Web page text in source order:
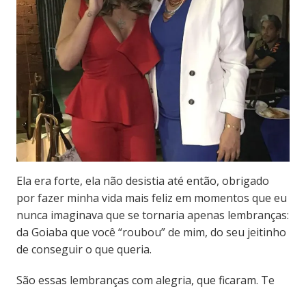
Ela era forte, ela não desistia até então, obrigado
por fazer minha vida mais feliz em momentos que eu
nunca imaginava que se tornaria apenas lembranças:
da Goiaba que você “roubou” de mim, do seu jeitinho
de conseguir o que queria.
São essas lembranças com alegria, que ficaram. Te